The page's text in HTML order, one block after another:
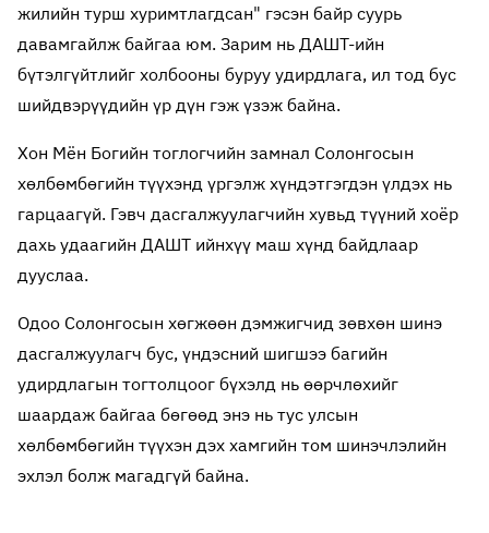
жилийн турш хуримтлагдсан" гэсэн байр суурь
давамгайлж байгаа юм. Зарим нь ДАШТ-ийн
бүтэлгүйтлийг холбооны буруу удирдлага, ил тод бус
шийдвэрүүдийн үр дүн гэж үзэж байна.
Хон Мён Богийн тоглогчийн замнал Солонгосын
хөлбөмбөгийн түүхэнд үргэлж хүндэтгэгдэн үлдэх нь
гарцаагүй. Гэвч дасгалжуулагчийн хувьд түүний хоёр
дахь удаагийн ДАШТ ийнхүү маш хүнд байдлаар
дууслаа.
Одоо Солонгосын хөгжөөн дэмжигчид зөвхөн шинэ
дасгалжуулагч бус, үндэсний шигшээ багийн
удирдлагын тогтолцоог бүхэлд нь өөрчлөхийг
шаардаж байгаа бөгөөд энэ нь тус улсын
хөлбөмбөгийн түүхэн дэх хамгийн том шинэчлэлийн
эхлэл болж магадгүй байна.